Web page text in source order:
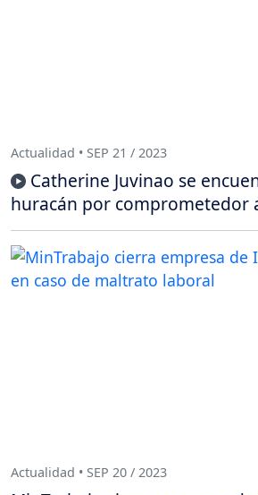
Actualidad • SEP 21 / 2023
Catherine Juvinao se
huracán por comprometedor
Actualidad • SEP 20 / 2023